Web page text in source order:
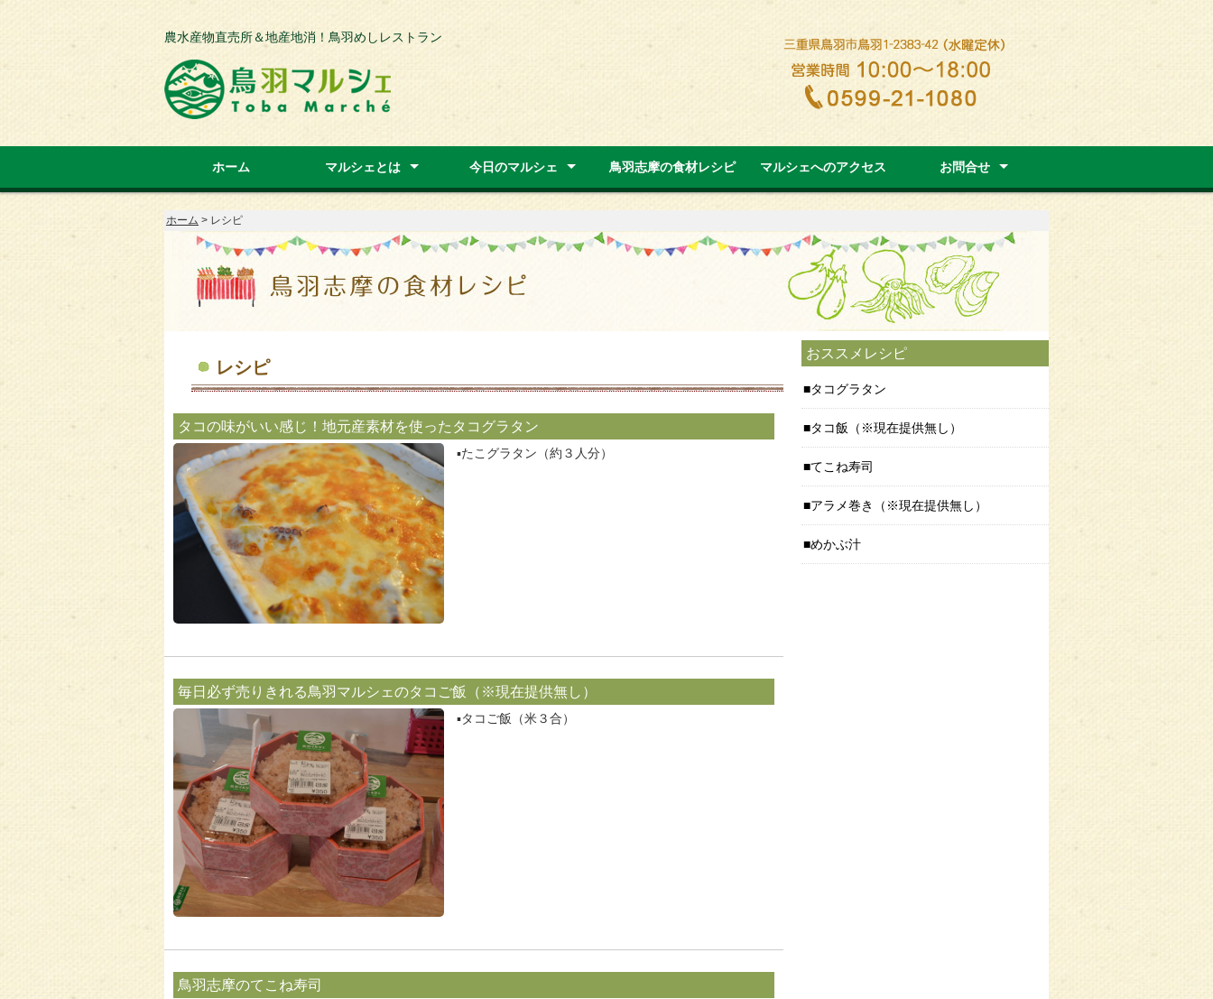
農水産物直売所＆地産地消！鳥羽めしレストラン
ホーム マルシェとは 今日のマルシェ 鳥羽志摩の食材レシピ マルシェへのアクセス お問合せ
ホーム > レシピ
レシピ
タコの味がいい感じ！地元産素材を使ったタコグラタン
▪️たこグラタン（約３人分）
毎日必ず売りきれる鳥羽マルシェのタコご飯（※現在提供無し）
▪️タコご飯（米３合）
鳥羽志摩のてこね寿司
おススメレシピ
タコグラタン
タコ飯（※現在提供無し）
てこね寿司
アラメ巻き（※現在提供無し）
めかぶ汁